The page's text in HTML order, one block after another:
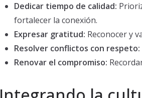
Dedicar tiempo de calidad:
fortalecer la conexión.
Expresar gratitud: Reconocer y
Resolver conflictos con respeto:
Renovar el compromiso: